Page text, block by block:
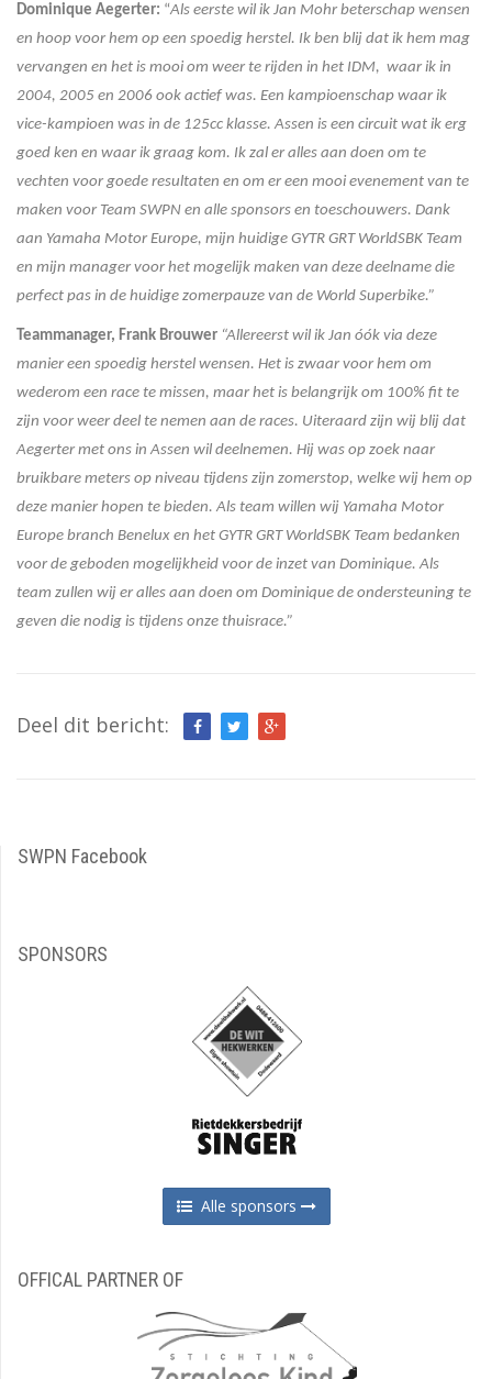
Dominique Aegerter: “Als eerste wil ik Jan Mohr beterschap wensen
en hoop voor hem op een spoedig herstel. Ik ben blij dat ik hem mag
vervangen en het is mooi om weer te rijden in het IDM, waar ik in
2004, 2005 en 2006 ook actief was. Een kampioenschap waar ik
vice-kampioen was in de 125cc klasse. Assen is een circuit wat ik erg
goed ken en waar ik graag kom. Ik zal er alles aan doen om te
vechten voor goede resultaten en om er een mooi evenement van te
maken voor Team SWPN en alle sponsors en toeschouwers. Dank
aan Yamaha Motor Europe, mijn huidige GYTR GRT WorldSBK Team
en mijn manager voor het mogelijk maken van deze deelname die
perfect pas in de huidige zomerpauze van de World Superbike.”
Teammanager, Frank Brouwer “Allereerst wil ik Jan óók via deze
manier een spoedig herstel wensen. Het is zwaar voor hem om
wederom een race te missen, maar het is belangrijk om 100% fit te
zijn voor weer deel te nemen aan de races. Uiteraard zijn wij blij dat
Aegerter met ons in Assen wil deelnemen. Hij was op zoek naar
bruikbare meters op niveau tijdens zijn zomerstop, welke wij hem op
deze manier hopen te bieden. Als team willen wij Yamaha Motor
Europe branch Benelux en het GYTR GRT WorldSBK Team bedanken
voor de geboden mogelijkheid voor de inzet van Dominique. Als
team zullen wij er alles aan doen om Dominique de ondersteuning te
geven die nodig is tijdens onze thuisrace.”
Deel dit bericht:
SWPN Facebook
SPONSORS
Alle sponsors
OFFICAL PARTNER OF